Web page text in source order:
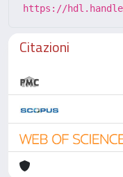
https://
Citazioni